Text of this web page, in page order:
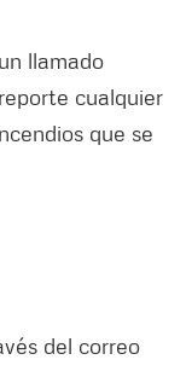
llamado
cualquier
que se
del correo